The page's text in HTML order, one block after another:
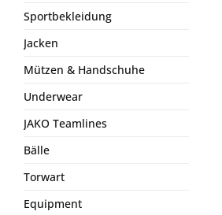
Sportbekleidung
Jacken
Mützen & Handschuhe
Underwear
JAKO Teamlines
Bälle
Torwart
Equipment